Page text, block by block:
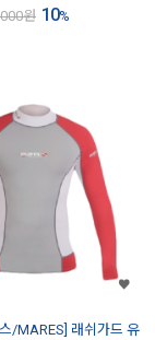
원 10%
스/MARES] 래쉬가드 유